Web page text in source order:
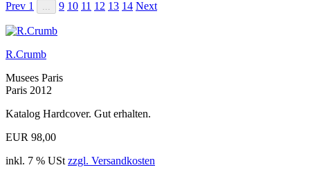
Prev 1 9 10 11 12 13 14 Next
R.Crumb
Musees Paris
Paris 2012
Katalog Hardcover. Gut erhalten.
EUR 98,00
inkl. 7 % USt zzgl. Versandkosten